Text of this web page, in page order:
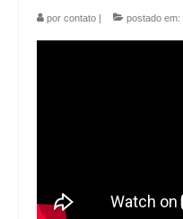
por contato | postado em: